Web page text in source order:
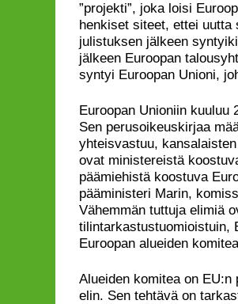
”projekti”, joka loisi
henkiset siteet, ettei uutta
julistuksen jälkeen
jälkeen Euroopan
syntyi Euroopan Unioni,
Euroopan Unioniin kuuluu
Sen perusoikeuskirjaa
yhteisvastuu,
ovat ministereistä
päämiehistä koostuva
pääministeri Marin,
Vähemmän tuttuja elimiä
tilintarkastustuomioistuin,
Euroopan alueiden
Alueiden komitea on
elin. Sen tehtävä on